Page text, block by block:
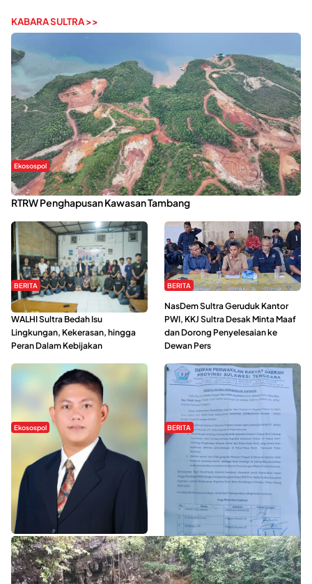
KABARA SULTRA >>
Ekosospol
Kabaena Menanti Kepastian Pemulihan Lingkungan Usai Revisi
RTRW Penghapusan Kawasan Tambang
BERITA
Refleksi Gerakan Perempuan,
WALHI Sultra Bedah Isu
Lingkungan, Kekerasan, hingga
Peran Dalam Kebijakan
BERITA
NasDem Sultra Geruduk Kantor
PWI, KKJ Sultra Desak Minta Maaf
dan Dorong Penyelesaian ke
Dewan Pers
Ekosospol
Slogan Pemberdayaan Lokal
Dinilai Hanya Pemanis, Tokoh
Pemuda Wilalang Kritik Dominasi
Orang Luar
BERITA
Hipmawani Bersama DPRD Sultra
Sepakati RDP Perihal IUP
Pertambangan di Pulau Wawonii
WISATA SULTRA >>